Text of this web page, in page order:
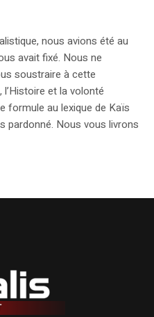
nous avions été au
avait fixé. Nous ne
soustraire à cette
et la volonté
formule au lexique de Kaïs
pardonné. Nous vous livrons